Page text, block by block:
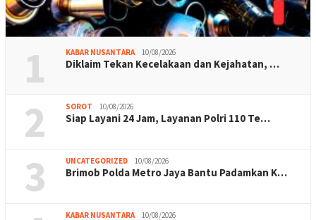
1 KABAR NUSANTARA 10/08/2026
Diklaim Tekan Kecelakaan dan Kejahatan, …
2 SOROT 10/08/2026
Siap Layani 24 Jam, Layanan Polri 110 Te…
3 UNCATEGORIZED 10/08/2026
Brimob Polda Metro Jaya Bantu Padamkan K…
KABAR NUSANTARA 10/08/2026